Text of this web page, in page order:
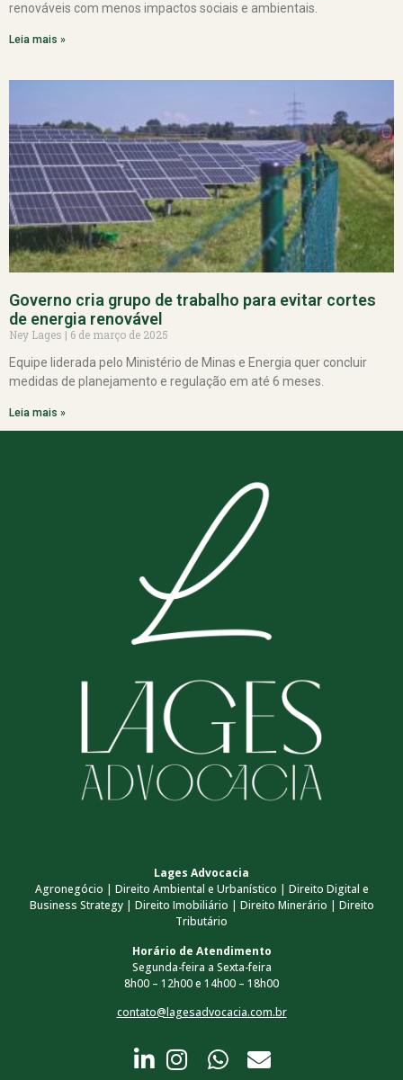
renováveis com menos impactos sociais e ambientais.
Leia mais »
Governo cria grupo de trabalho para evitar cortes
de energia renovável
Ney Lages
6 de março de 2025
Equipe liderada pelo Ministério de Minas e Energia quer concluir
medidas de planejamento e regulação em até 6 meses.
Leia mais »
Lages Advocacia
Agronegócio | Direito Ambiental e Urbanístico | Direito Digital e
Business Strategy | Direito Imobiliário | Direito Minerário | Direito
Tributário
Horário de Atendimento
Segunda-feira a Sexta-feira
8h00 – 12h00 e 14h00 – 18h00
contato@lagesadvocacia.com.br